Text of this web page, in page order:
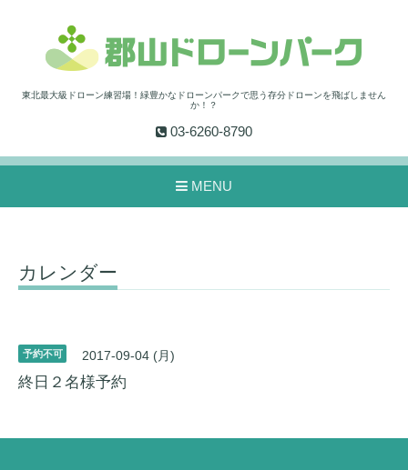
東北最大級ドローン練習場！緑豊かなドローンパークで思う存分ドローンを飛ばしません
か！？
03-6260-8790
MENU
カレンダー
予約不可 2017-09-04 (月)
終日２名様予約